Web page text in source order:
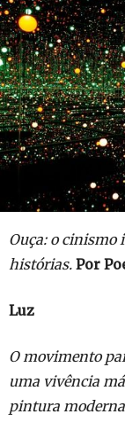
Ouça: o cinismo
histórias. Por
Luz
O movimento
uma vivência
pintura